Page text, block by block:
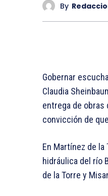
By
Gobernar
Claudia
entrega de
convicción de
En Martínez de
hidráulica del río
de la Torre y